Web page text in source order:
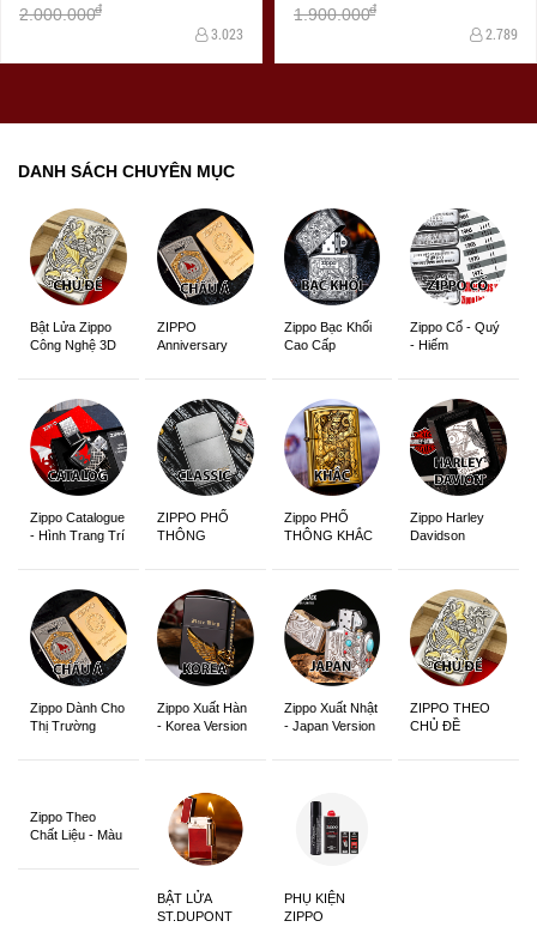
2.000.000đ
3.023
1.900.000đ
2.789
DANH SÁCH CHUYÊN MỤC
Bật Lửa Zippo
Công Nghệ 3D
ZIPPO
Anniversary
Zippo Bạc Khối
Cao Cấp
Zippo Cổ - Quý
- Hiếm
Zippo Catalogue
- Hình Trang Trí
ZIPPO PHỔ
THÔNG
Zippo PHỔ
THÔNG KHẮC
Zippo Harley
Davidson
Zippo Dành Cho
Thị Trường
Zippo Xuất Hàn
- Korea Version
Zippo Xuất Nhật
- Japan Version
ZIPPO THEO
CHỦ ĐỀ
Zippo Theo
Chất Liệu - Màu
BẬT LỬA
ST.DUPONT
PHỤ KIỆN
ZIPPO